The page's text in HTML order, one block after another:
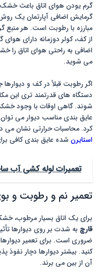
گرم یودن هوای اتاق باعث
گرمایش اضافی آپارتمان یک
مبارزه با رطوبت است. هر منبع
از کف، کولر دوزمانه دارای
اضافی به راحتی هوای اتاق را
می شوید.
اگر رطوبت قبلاً در کف و
دستگاه های قدرتمند تری این
شوند. گاهی اوقات با وجود
عایق بندی مناسب دیوار می
کرد. محاسبات حرارتی نشان می دهد که
استایرن شده عایق بندی کافی
تعمیرات لوله کشی آب
تعمیر نم و رطوبت و
برای یک اتاق بسیار مرطوب،
قارچ به شدت بر روی دیوارها
ضروری است. برای تعمیر
کنید. بیشتر دیوارها دچار نفوذ
آن از بین می برند.